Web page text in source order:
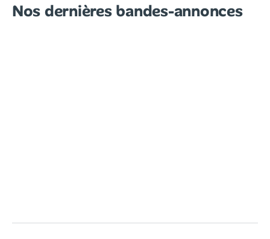
Nos dernières bandes-annonces